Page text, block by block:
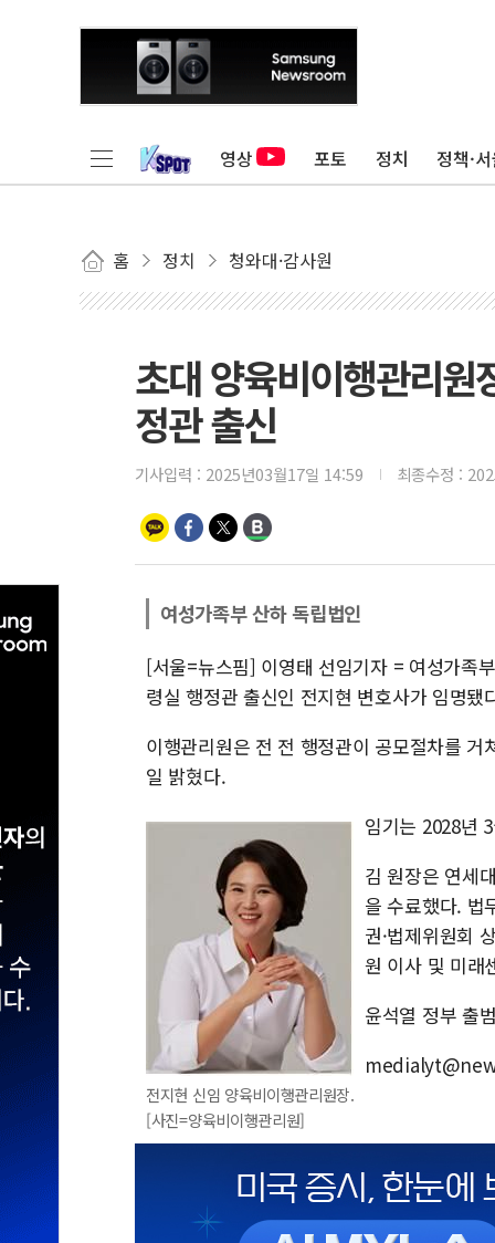
영상 포토 정치 정책·
홈 정치 청와대·감사원
초대 양육비이행관리
정관 출신
기사입력 : 2025년03월17일 14:59 최종수정 :
여성가족부 산하 독립법인
[서울=뉴스핌] 이영태 선임기자 = 여성가족
령실 행정관 출신인 전지현 변호사가 임명됐
이행관리원은 전 전 행정관이 공모절차를
일 밝혔다.
전지현 신임 양육비이행관리원장.
[사진=양육비이행관리원]
임기는 2028년
김 원장은 연세
을 수료했다. 법
권·법제위원회
원 이사 및 미래
윤석열 정부 출